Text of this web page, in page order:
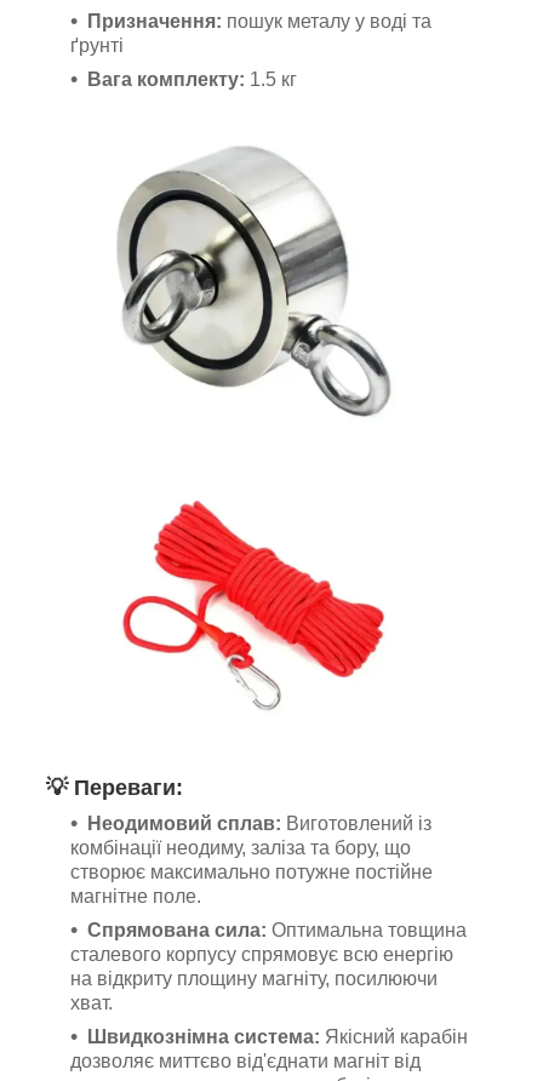
Призначення: пошук металу у воді та
ґрунті
Вага комплекту: 1.5 кг
💡 Переваги:
Неодимовий сплав: Виготовлений із
комбінації неодиму, заліза та бору, що
створює максимально потужне постійне
магнітне поле.
Спрямована сила: Оптимальна товщина
сталевого корпусу спрямовує всю енергію
на відкриту площину магніту, посилюючи
хват.
Швидкознімна система: Якісний карабін
дозволяє миттєво від'єднати магніт від